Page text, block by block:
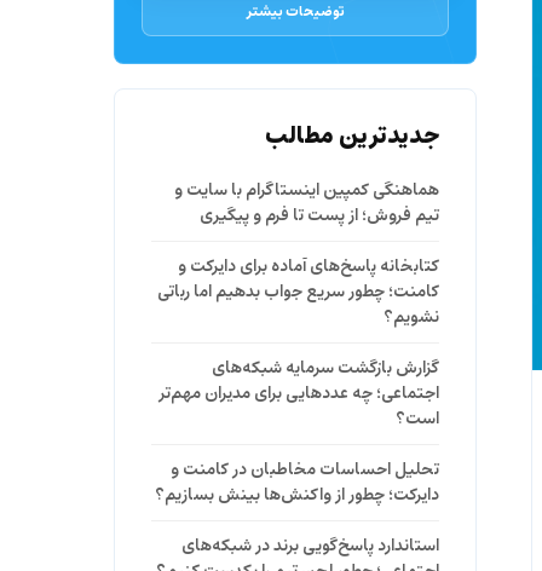
توضیحات بیشتر
جدیدترین مطالب
هماهنگی کمپین اینستاگرام با سایت و
تیم فروش؛ از پست تا فرم و پیگیری
کتابخانه پاسخ‌های آماده برای دایرکت و
کامنت؛ چطور سریع جواب بدهیم اما رباتی
نشویم؟
گزارش بازگشت سرمایه شبکه‌های
اجتماعی؛ چه عددهایی برای مدیران مهم‌تر
است؟
تحلیل احساسات مخاطبان در کامنت و
دایرکت؛ چطور از واکنش‌ها بینش بسازیم؟
استاندارد پاسخ‌گویی برند در شبکه‌های